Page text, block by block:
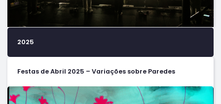
2025
Festas de Abril 2025 – Variações sobre Paredes